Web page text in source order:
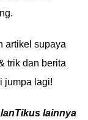
artikel supaya
trik dan berita
jumpa lagi!
lainnya